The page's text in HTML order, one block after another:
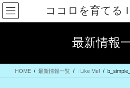
コ
ン
テ
ス
ナ
ビ
ゲ
ン
ココロを育てる
最新情報
HOME 最新情報一覧 I Like Me!